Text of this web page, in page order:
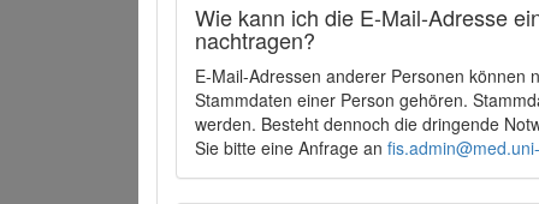
Wie kann ich die E-Mail-Adresse
nachtragen?
E-Mail-Adressen anderer Personen können
Stammdaten einer Person gehören.
werden. Besteht dennoch die dringende
Sie bitte eine Anfrage an